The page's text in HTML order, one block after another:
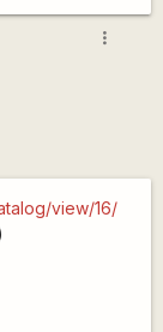
more_vert
view/16/